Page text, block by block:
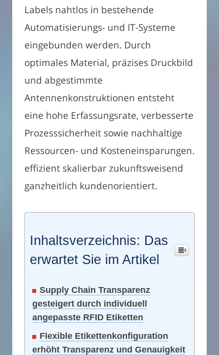
Labels nahtlos in bestehende
Automatisierungs- und IT-Systeme
eingebunden werden. Durch
optimales Material, präzises Druckbild
und abgestimmte
Antennenkonstruktionen entsteht
eine hohe Erfassungsrate, verbesserte
Prozesssicherheit sowie nachhaltige
Ressourcen- und Kosteneinsparungen.
effizient skalierbar zukunftsweisend
ganzheitlich kundenorientiert.
Inhaltsverzeichnis: Das
erwartet Sie im Artikel
Supply Chain Transparenz
gesteigert durch individuell
angepasste RFID Etiketten
Flexible Etikettenkonfiguration
erhöht Transparenz und Genauigkeit